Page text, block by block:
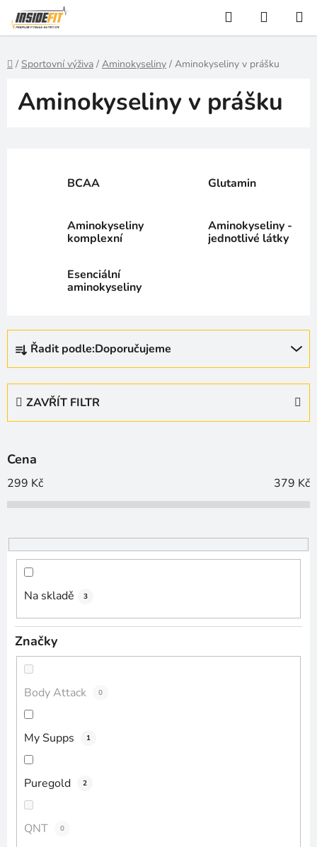
Přejít
na
obsah
Hledat
KOŠÍK
Domů
/ Sportovní výživa / Aminokyseliny / Aminokyseliny v prášku
Aminokyseliny v prášku
BCAA Glutamin
Aminokyseliny
komplexní
Aminokyseliny -
jednotlivé látky
Esenciální
aminokyseliny
Ř
z
p
r
o
d
k
t
Řadit podle:Doporučujeme
ZAVŘÍT FILTR
Cena
299 Kč 379 Kč
Na skladě 3
Značky
Body Attack 0
My Supps 1
Puregold 2
QNT 0